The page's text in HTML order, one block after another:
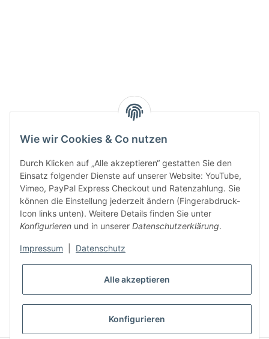
Wie wir Cookies & Co nutzen
Durch Klicken auf „Alle akzeptieren“ gestatten Sie den
Einsatz folgender Dienste auf unserer Website: YouTube,
Vimeo, PayPal Express Checkout und Ratenzahlung. Sie
können die Einstellung jederzeit ändern (Fingerabdruck-
Icon links unten). Weitere Details finden Sie unter
Konfigurieren und in unserer Datenschutzerklärung.
Impressum Datenschutz
Alle akzeptieren
Konfigurieren
Gesetzliche Informationen
* Alle Preise inkl. gesetzlicher USt., zzgl.
VERTRAG WIDERRUFEN